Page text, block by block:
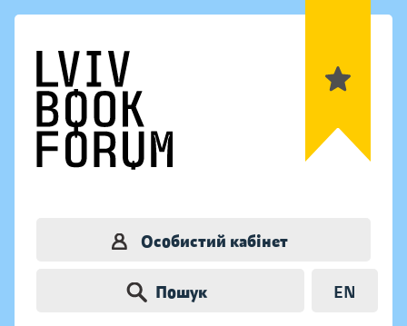
Особистий кабінет
Пошук EN